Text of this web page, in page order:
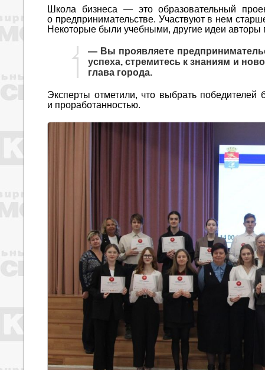
Школа бизнеса — это образовательный
о предпринимательстве. Участвуют в нем
Некоторые были учебными, другие идеи авторы
— Вы проявляете
успеха, стремитесь к знаниям и
глава города.
Эксперты отметили, что выбрать
и проработанностью.